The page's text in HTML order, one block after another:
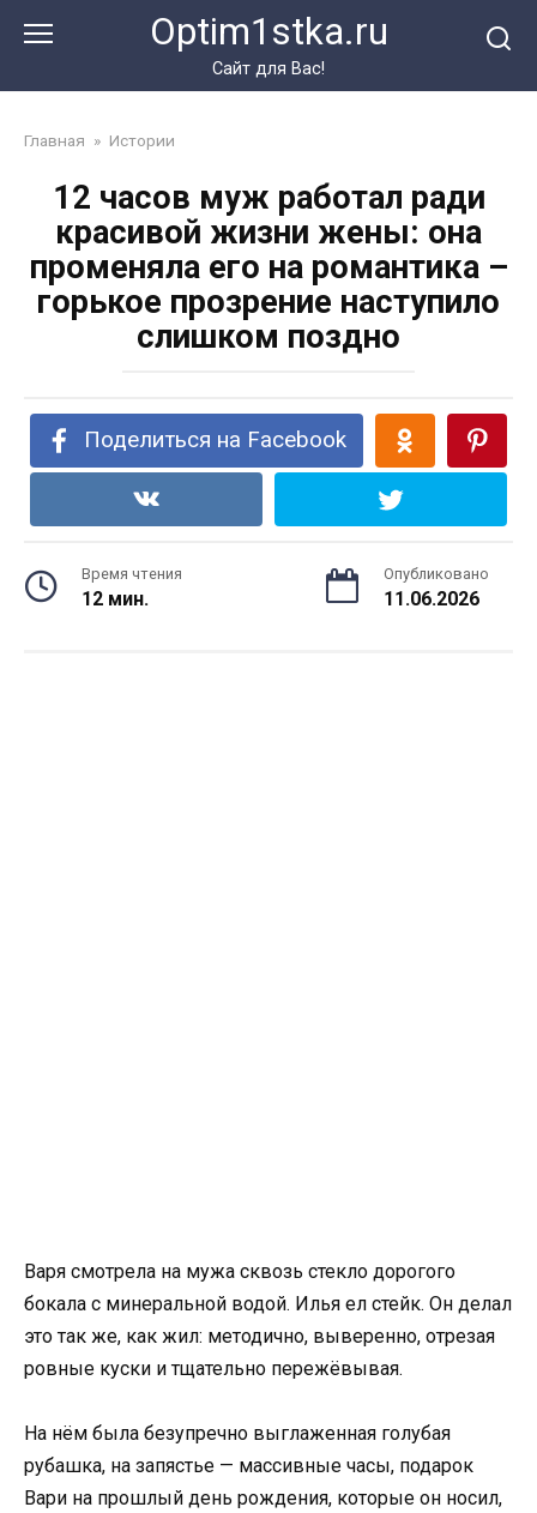
Optim1stka.ru
Сайт для Вас!
Главная » Истории
12 часов муж работал ради
красивой жизни жены: она
променяла его на романтика –
горькое прозрение наступило
слишком поздно
Поделиться на Facebook
Время чтения
12 мин.
Опубликовано
11.06.2026
Варя смотрела на мужа сквозь стекло дорогого
бокала с минеральной водой. Илья ел стейк. Он делал
это так же, как жил: методично, выверенно, отрезая
ровные куски и тщательно пережёвывая.
На нём была безупречно выглаженная голубая
рубашка, на запястье — массивные часы, подарок
Вари на прошлый день рождения, которые он носил,